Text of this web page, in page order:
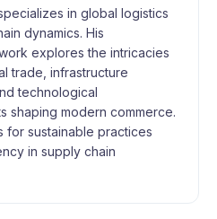
in global logistics
dynamics. His
explores the intricacies
trade, infrastructure
technological
shaping modern commerce.
for sustainable practices
in supply chain